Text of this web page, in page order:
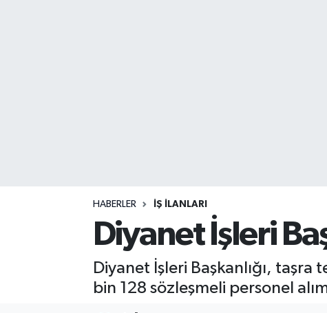
HABERLER İŞ İLANLARI
Diyanet İşleri
Diyanet İşleri Başkanlığı,
bin 128 sözleşmeli personel
KASTAMONU